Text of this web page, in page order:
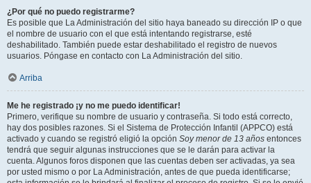
¿Por qué no puedo registrarme?
Es posible que La Administración del sitio haya baneado su dirección IP o que
el nombre de usuario con el que está intentando registrarse, esté
deshabilitado. También puede estar deshabilitado el registro de nuevos
usuarios. Póngase en contacto con La Administración del sitio.
Arriba
Me he registrado ¡y no me puedo identificar!
Primero, verifique su nombre de usuario y contraseña. Si todo está correcto,
hay dos posibles razones. Si el Sistema de Protección Infantil (APPCO) está
activado y cuando se registró eligió la opción Soy menor de 13 años entonces
tendrá que seguir algunas instrucciones que se le darán para activar la
cuenta. Algunos foros disponen que las cuentas deben ser activadas, ya sea
por usted mismo o por La Administración, antes de que pueda identificarse;